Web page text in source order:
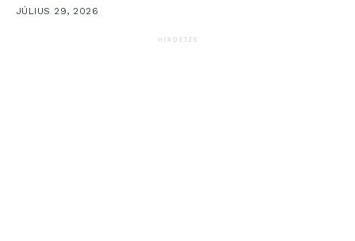
JÚLIUS 29, 2026
HIRDETÉS